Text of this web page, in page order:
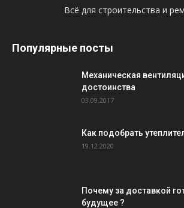
Всё для строительства и
Популярные посты
Механическая
достоинства
03.09.2017
Как подобрать
19.12.2020
Почему за доставкой
будущее ?